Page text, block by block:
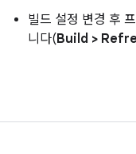
빌드 설정 변경 후
니다(Build >